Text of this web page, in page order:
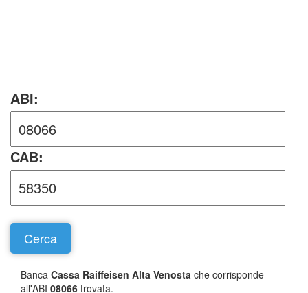
ABI:
CAB:
Banca Cassa Raiffeisen Alta Venosta che corrisponde
all'ABI 08066 trovata.